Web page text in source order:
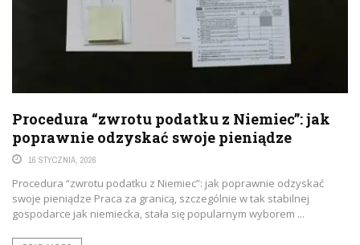
Procedura “zwrotu podatku z Niemiec”: jak
poprawnie odzyskać swoje pieniądze
16 STYCZNIA, 2026
Procedura “zwrotu podatku z Niemiec”: jak poprawnie odzyskać
swoje pieniądze Praca za granicą, szczególnie w tak stabilnej
gospodarce jak niemiecka, stała się popularnym wyborem ...